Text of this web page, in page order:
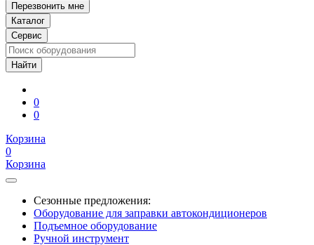
Перезвонить мне
Каталог
Сервис
0
0
Корзина
0
Корзина
Сезонные предложения:
Оборудование для заправки автокондиционеров
Подъемное оборудование
Ручной инструмент